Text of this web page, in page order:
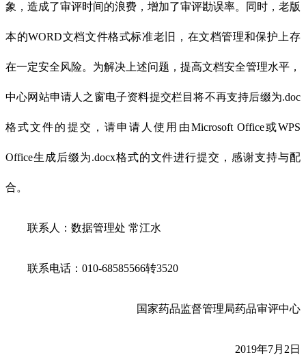
象，造成了审评时间的浪费，增加了审评勘误率。同时，老版
本的WORD文档文件格式标准老旧，在文档管理和保护上存
在一定安全风险。为解决上述问题，提高文档安全管理水平，
中心网站申请人之窗电子资料提交栏目将不再支持后缀为.doc
格式文件的提交，请申请人使用由Microsoft Office或WPS
Office生成后缀为.docx格式的文件进行提交，感谢支持与配
合。
联系人：数据管理处 常江水
联系电话：010-68585566转3520
国家药品监督管理局药品审评中心
2019年7月2日